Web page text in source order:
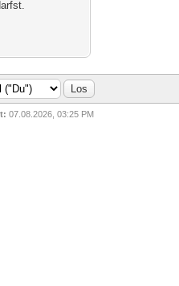
07.08.2026, 03:25 PM